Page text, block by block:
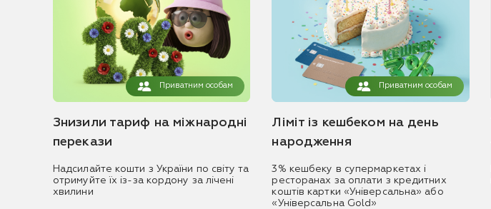
Приватним особам
Знизили тариф на міжнародні
перекази
Надсилайте кошти з України по світу та
отримуйте їх із-за кордону за лічені
хвилини
Приватним особам
Ліміт із кешбеком на день
народження
3% кешбеку в супермаркетах і
ресторанах за оплати з кредитних
коштів картки «Універсальна» або
«Універсальна Gold»